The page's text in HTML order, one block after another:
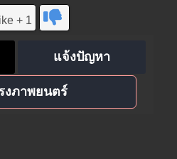
+ 1
แจ้งปัญหา
งภาพยนตร์